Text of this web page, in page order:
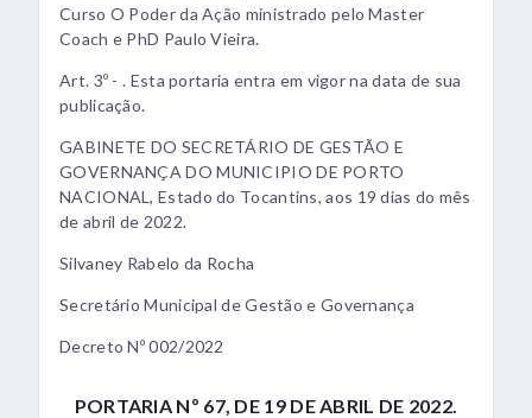
Curso O Poder da Ação ministrado pelo Master
Coach e PhD Paulo Vieira.
Art. 3º - . Esta portaria entra em vigor na data de sua
publicação.
GABINETE DO SECRETÁRIO DE GESTÃO E
GOVERNANÇA DO MUNICIPIO DE PORTO
NACIONAL, Estado do Tocantins, aos 19 dias do mês
de abril de 2022.
Silvaney Rabelo da Rocha
Secretário Municipal de Gestão e Governança
Decreto Nº 002/2022
PORTARIA Nº 67, DE 19 DE ABRIL DE 2022.